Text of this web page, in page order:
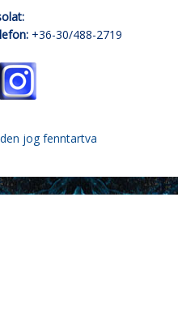
+36-30/488-2719
jog fenntartva